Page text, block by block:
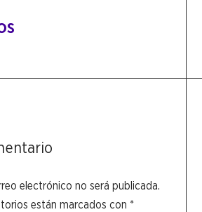
electrónico no será publicada.
están marcados con *